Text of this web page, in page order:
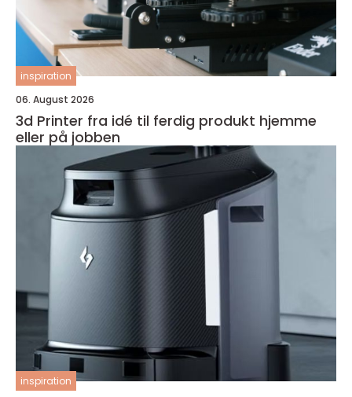
inspiration
06. August 2026
3d Printer fra idé til ferdig produkt hjemme
eller på jobben
inspiration